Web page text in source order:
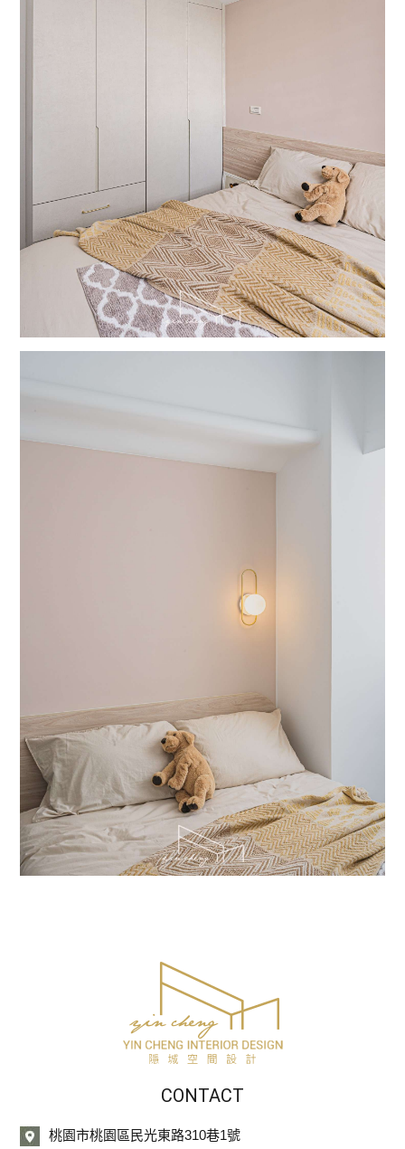
CONTACT
桃園市桃園區民光東路310巷1號